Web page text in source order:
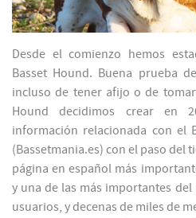
Desde el comienzo hemos
Basset Hound. Buena prueba
incluso de tener afijo o de
Hound decidimos crear en
información relacionada con el
(Bassetmania.es) con el paso del
página en español más
y una de las más importantes
usuarios, y decenas de miles de